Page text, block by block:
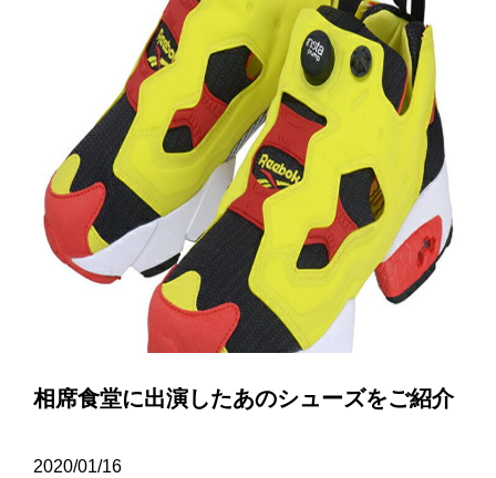
相席食堂に出演したあのシューズをご紹介
2020/01/16